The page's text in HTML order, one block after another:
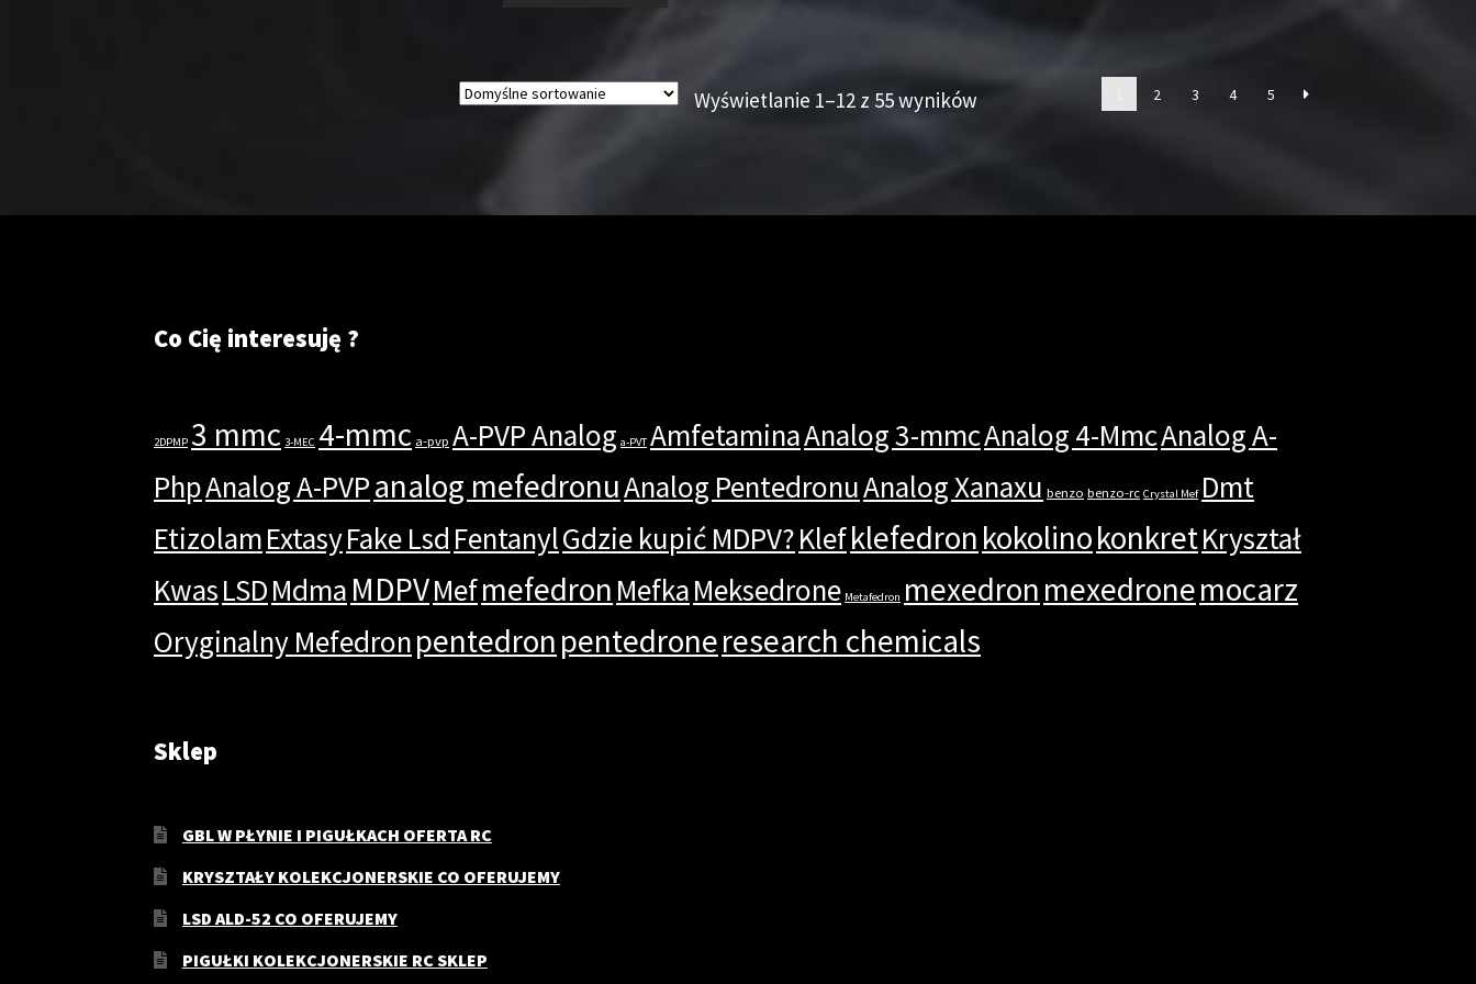
Wyświetlanie 1–12 z 55 wyników 2 3 4 5
Co Cię interesuję ?
2DPMP 3 mmc 3-MEC 4-mmc a-pvp A-PVP Analog a-PVT AmfetaminaAnalog 3-mmcAnalog 4-MmcAnalog A-
PhpAnalog A-PVPanalog mefedronuAnalog PentedronuAnalog Xanaxu benzo benzo-rc Crystal Mef Dmt
EtizolamExtasyFake Lsd FentanylGdzie kupić MDPV?KlefklefedronkokolinokonkretKryształ
KwasLSDMdma MDPVMefmefedron MefkaMeksedrone Metafedron mexedronmexedronemocarz
Oryginalny Mefedronpentedronpentedroneresearch chemicals
Sklep
GBL W PŁYNIE I PIGUŁKACH OFERTA RC
KRYSZTAŁY KOLEKCJONERSKIE CO OFERUJEMY
LSD ALD-52 CO OFERUJEMY
PIGUŁKI KOLEKCJONERSKIE RC SKLEP